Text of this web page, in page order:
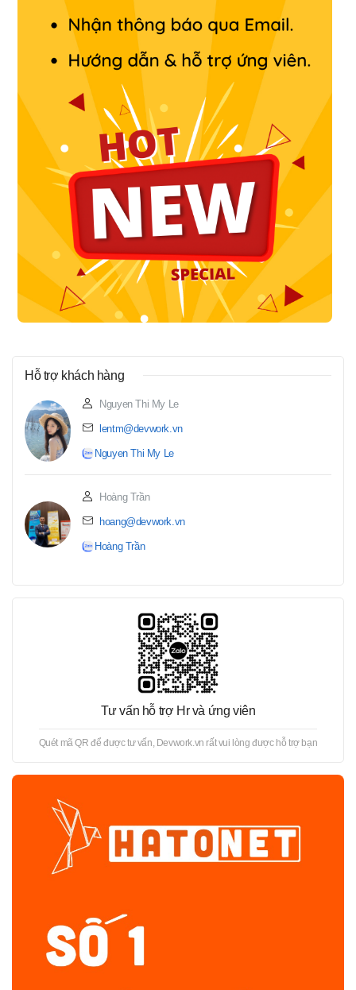
Hỗ trợ khách hàng
Nguyen Thi My Le
lentm@devwork.vn
Nguyen Thi My Le
Hoàng Trần
hoang@devwork.vn
Hoàng Trần
Tư vấn hỗ trợ Hr và ứng viên
Quét mã QR để được tư vấn, Devwork.vn rất vui lòng được hỗ trợ bạn